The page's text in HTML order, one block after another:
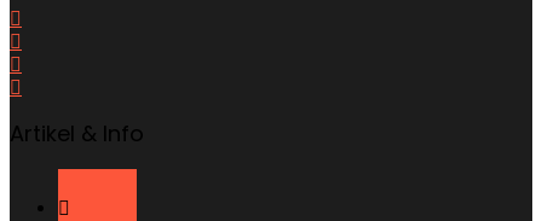
Artikel & Info